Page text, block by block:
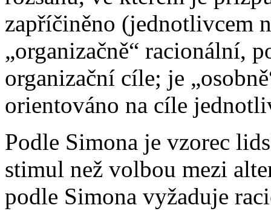
zapříčiněno (jednotlivcem
„organizačně“ racionální,
organizační cíle; je
orientováno na cíle
Podle Simona je vzorec
stimul než volbou mezi
podle Simona vyžaduje